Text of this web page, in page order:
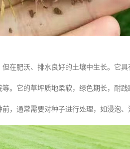
在肥沃、排水良好的土壤中生长。它具
。它的草坪质地柔软，绿色期长，耐践
，通常需要对种子进行处理，如浸泡、